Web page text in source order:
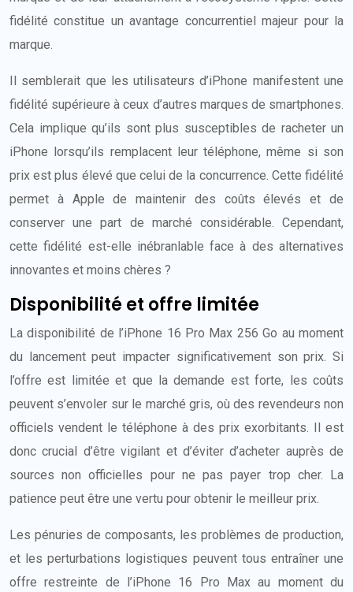
fidélité constitue un avantage concurrentiel majeur pour la
marque.
Il semblerait que les utilisateurs d’iPhone manifestent une
fidélité supérieure à ceux d’autres marques de smartphones.
Cela implique qu’ils sont plus susceptibles de racheter un
iPhone lorsqu’ils remplacent leur téléphone, même si son
prix est plus élevé que celui de la concurrence. Cette fidélité
permet à Apple de maintenir des coûts élevés et de
conserver une part de marché considérable. Cependant,
cette fidélité est-elle inébranlable face à des alternatives
innovantes et moins chères ?
Disponibilité et offre limitée
La disponibilité de l’iPhone 16 Pro Max 256 Go au moment
du lancement peut impacter significativement son prix. Si
l’offre est limitée et que la demande est forte, les coûts
peuvent s’envoler sur le marché gris, où des revendeurs non
officiels vendent le téléphone à des prix exorbitants. Il est
donc crucial d’être vigilant et d’éviter d’acheter auprès de
sources non officielles pour ne pas payer trop cher. La
patience peut être une vertu pour obtenir le meilleur prix.
Les pénuries de composants, les problèmes de production,
et les perturbations logistiques peuvent tous entraîner une
offre restreinte de l’iPhone 16 Pro Max au moment du